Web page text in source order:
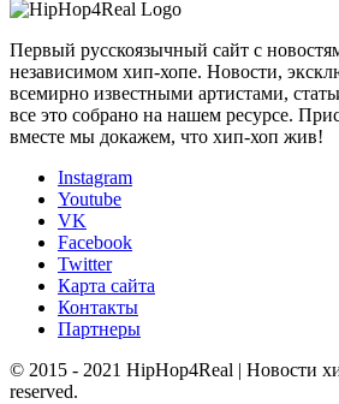
Первый русскоязычный сайт с
независимом хип-хопе. Новости,
всемирно известными артистами,
все это собрано на нашем ресурсе.
вместе мы докажем, что хип-хоп жив!
Instagram
Youtube
VK
Facebook
Twitter
Карта сайта
Контакты
Партнеры
© 2015 - 2021 HipHop4Real | Новости
reserved.